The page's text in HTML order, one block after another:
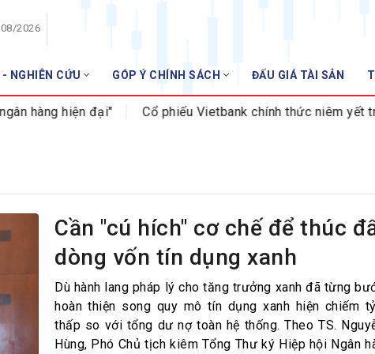
2026
NGHIÊN CỨU GÓP Ý CHÍNH SÁCH ĐẤU GIÁ TÀI SẢN
hàng
hiện đại" Cổ phiếu Vietbank chính thức niêm yết trên
Cần "cú hích" cơ chế để thúc
dòng vốn tín dụng xanh
Dù hành lang pháp lý cho tăng trưởng xanh đã từng
hoàn thiện song quy mô tín dụng xanh hiện chiếm
thấp so với tổng dư nợ toàn hệ thống. Theo TS.
Hùng, Phó Chủ tịch kiêm Tổng Thư ký Hiệp hội Ngân